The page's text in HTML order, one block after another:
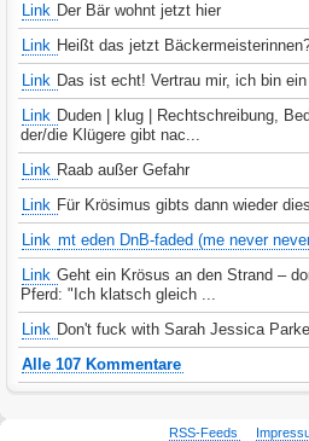
Link Der Bär wohnt jetzt hier
Link Heißt das jetzt
Link Das ist echt! Vertrau mir, ich bin
Link Duden | klug | Rechtschreibung,
der/die Klügere gibt nac...
Link Raab außer Gefahr
Link Für Krösimus gibts dann wieder
Link mt eden DnB-faded (me never
Link Geht ein Krösus an den Strand –
Pferd: "Ich klatsch gleich ...
Link Don't fuck with Sarah Jessica
Alle 107 Kommentare
RSS-Feeds